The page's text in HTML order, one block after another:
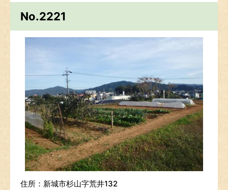
No.2221
住所：新城市杉山字荒井132